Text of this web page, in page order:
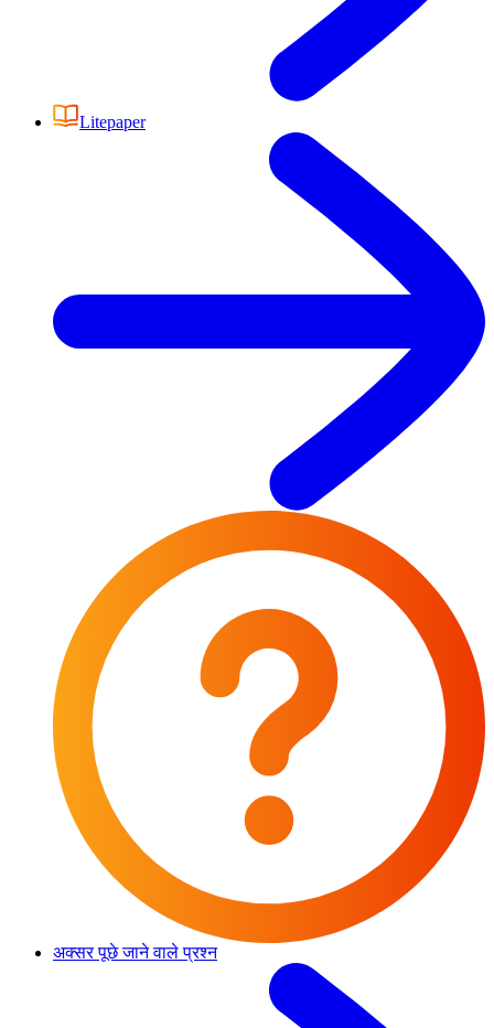
Litepaper
अक्सर पूछे जाने वाले प्रश्न